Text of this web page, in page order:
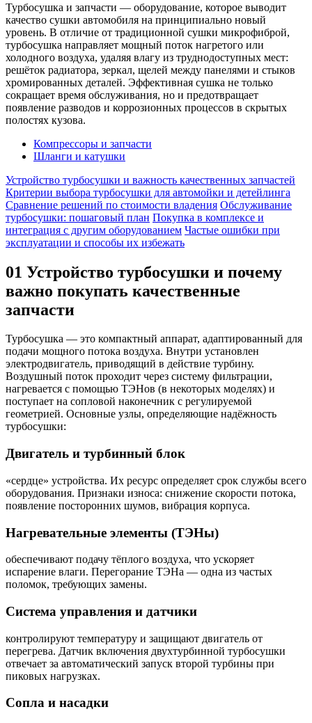
Турбосушка и запчасти — оборудование, которое выводит
качество сушки автомобиля на принципиально новый
уровень. В отличие от традиционной сушки микрофиброй,
турбосушка направляет мощный поток нагретого или
холодного воздуха, удаляя влагу из труднодоступных мест:
решёток радиатора, зеркал, щелей между панелями и стыков
хромированных деталей. Эффективная сушка не только
сокращает время обслуживания, но и предотвращает
появление разводов и коррозионных процессов в скрытых
полостях кузова.
Компрессоры и запчасти
Шланги и катушки
Устройство турбосушки и важность качественных запчастей
Критерии выбора турбосушки для автомойки и детейлинга
Сравнение решений по стоимости владения Обслуживание
турбосушки: пошаговый план Покупка в комплексе и
интеграция с другим оборудованием Частые ошибки при
эксплуатации и способы их избежать
01 Устройство турбосушки и почему
важно покупать качественные
запчасти
Турбосушка — это компактный аппарат, адаптированный для
подачи мощного потока воздуха. Внутри установлен
электродвигатель, приводящий в действие турбину.
Воздушный поток проходит через систему фильтрации,
нагревается с помощью ТЭНов (в некоторых моделях) и
поступает на сопловой наконечник с регулируемой
геометрией. Основные узлы, определяющие надёжность
турбосушки:
Двигатель и турбинный блок
«сердце» устройства. Их ресурс определяет срок службы всего
оборудования. Признаки износа: снижение скорости потока,
появление посторонних шумов, вибрация корпуса.
Нагревательные элементы (ТЭНы)
обеспечивают подачу тёплого воздуха, что ускоряет
испарение влаги. Перегорание ТЭНа — одна из частых
поломок, требующих замены.
Система управления и датчики
контролируют температуру и защищают двигатель от
перегрева. Датчик включения двухтурбинной турбосушки
отвечает за автоматический запуск второй турбины при
пиковых нагрузках.
Сопла и насадки